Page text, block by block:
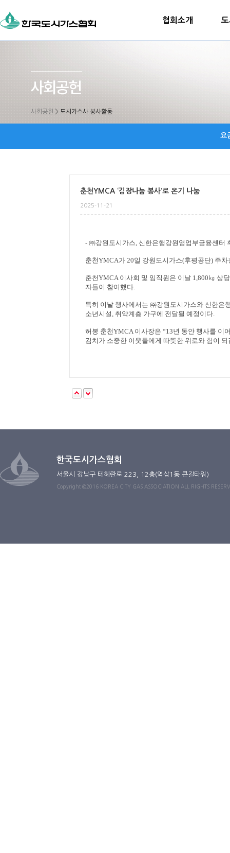
협회소개
사회공헌 > 도시가스사 봉사활동
요
춘천YMCA ‘김장나눔 봉사’로 온기 나눔
2025-11-21
- ㈜강원도시가스, 신한은행강원영업부금융센터
춘천YMCA가 20일 강원도시가스(후평공단) 주
춘천YMCA 이사회 및 임직원은 이날 1,800 ㎏ 상
자들이 참여했다.
특히 이날 행사에서는 ㈜강원도시가스와 신한은
소년시설, 취약계층 가구에 전달될 예정이다.
허봉 춘천YMCA 이사장은 “13년 동안 행사를 이
김치가 소중한 이웃들에게 따뜻한 위로와 힘이 되
한국도시가스협회
서울시 강남구 테헤란로 223, 12층(역삼1동 큰길타워)
Copyright ©2016 KOREA CITY GAS ASSOCIATION ALL RIGHTS